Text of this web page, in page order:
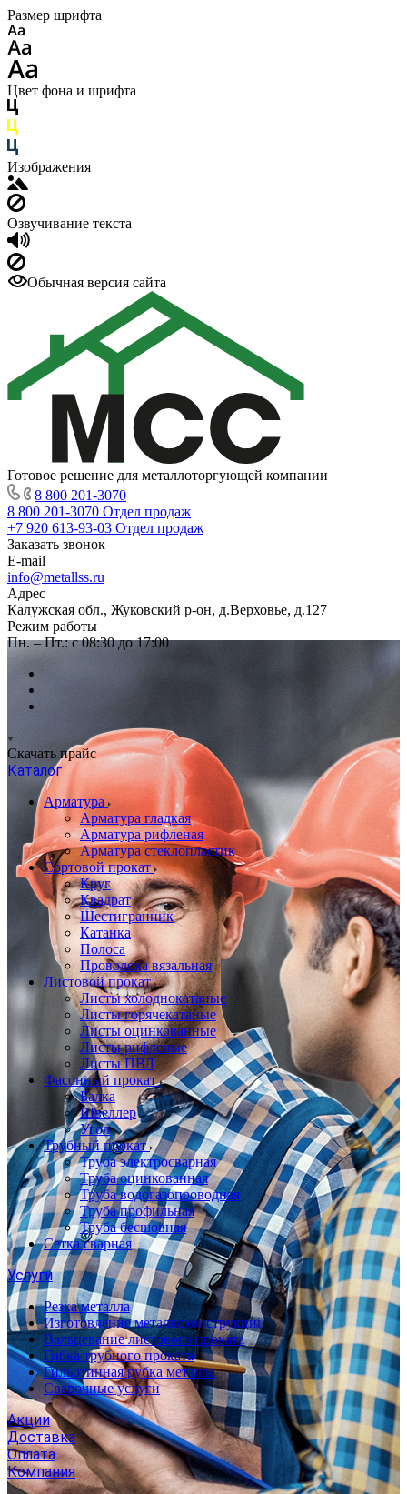
Размер шрифта
Цвет фона и шрифта
Изображения
Озвучивание текста
Обычная версия сайта
Готовое решение для металлоторгующей компании
8 800 201-3070
8 800 201-3070 Отдел продаж
+7 920 613-93-03 Отдел продаж
Заказать звонок
E-mail
info@metallss.ru
Адрес
Калужская обл., Жуковский р-он, д.Верховье, д.127
Режим работы
Пн. – Пт.: с 08:30 до 17:00
Скачать прайс
Каталог
Арматура
Арматура гладкая
Арматура рифленая
Арматура стеклопластик
Сортовой прокат
Круг
Квадрат
Шестигранник
Катанка
Полоса
Проволока вязальная
Листовой прокат
Листы холоднокатаные
Листы горячекатаные
Листы оцинкованные
Листы рифленые
Листы ПВЛ
Фасонный прокат
Балка
Швеллер
Угол
Трубный прокат
Труба электросварная
Труба оцинкованная
Труба водогазопроводная
Труба профильная
Труба бесшовная
Сетка сварная
Услуги
Резка металла
Изготовление металлоконструкций
Вальцевание листового проката
Гибка трубного проката
Гильотинная рубка металла
Сварочные услуги
Акции
Доставка
Оплата
Компания